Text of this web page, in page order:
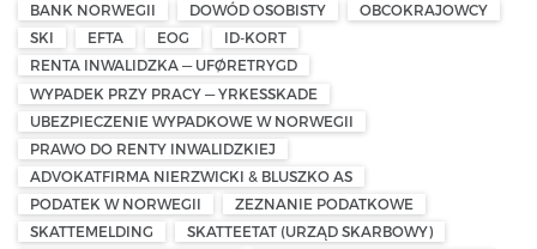
BANK NORWEGII
DOWÓD OSOBISTY
OBCOKRAJOWCY
SKI
EFTA EOG
ID-KORT
RENTA INWALIDZKA — UFØRETRYGD
WYPADEK PRZY PRACY — YRKESSKADE
UBEZPIECZENIE WYPADKOWE W NORWEGII
PRAWO DO RENTY INWALIDZKIEJ
ADVOKATFIRMA NIERZWICKI & BLUSZKO AS
PODATEK W NORWEGII
ZEZNANIE PODATKOWE
SKATTEMELDING
SKATTEETAT (URZĄD SKARBOWY)